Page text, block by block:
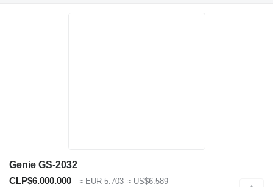
Genie GS-2032
CLP$6.000.000
≈ EUR 5.703 ≈ US$6.589